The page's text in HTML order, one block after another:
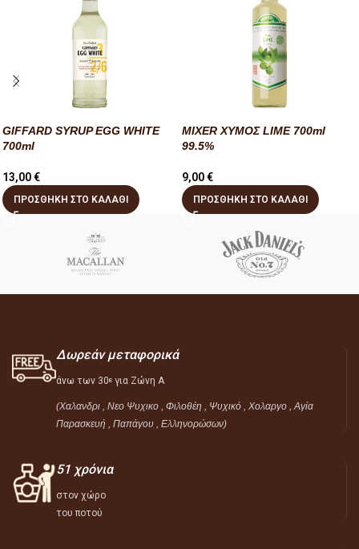
GIFFARD SYRUP EGG WHITE
700ml
13,00€
ΠΡΟΣΘΉΚΗ ΣΤΟ ΚΑΛΆΘΙ
MIXER ΧΥΜΟΣ LIME 700ml
99.5%
9,00€
ΠΡΟΣΘΉΚΗ ΣΤΟ ΚΑΛΆΘΙ
Δωρεάν μεταφορικά
άνω των 30ε για Ζώνη Α
(Χαλανδρι , Νεο Ψυχικο , Φιλοθέη , Ψυχικό , Χολαργο , Αγία
Παρασκευή , Παπάγου , Ελληνορώσων)
51 χρόνια
στον χώρο
του ποτού